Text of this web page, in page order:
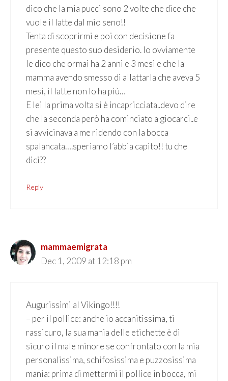
dico che la mia pucci sono 2 volte che dice che
vuole il latte dal mio seno!!
Tenta di scoprirmi e poi con decisione fa
presente questo suo desiderio. Io ovviamente
le dico che ormai ha 2 anni e 3 mesi e che la
mamma avendo smesso di allattarla che aveva 5
mesi, il latte non lo ha più…
E lei la prima volta si è incapricciata..devo dire
che la seconda però ha cominciato a giocarci..e
si avvicinava a me ridendo con la bocca
spalancata….speriamo l’abbia capito!! tu che
dici??
Reply
mammaemigrata
Dec 1, 2009 at 12:18 pm
Augurissimi al Vikingo!!!!
– per il pollice: anche io accanitissima, ti
rassicuro, la sua mania delle etichette è di
sicuro il male minore se confrontato con la mia
personalissima, schifosissima e puzzosissima
mania: prima di mettermi il pollice in bocca, mi